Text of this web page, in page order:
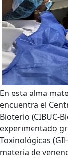
En esta alma
encuentra el
Bioterio (CIBUC-
experimentado
Toxinológicas
materia de